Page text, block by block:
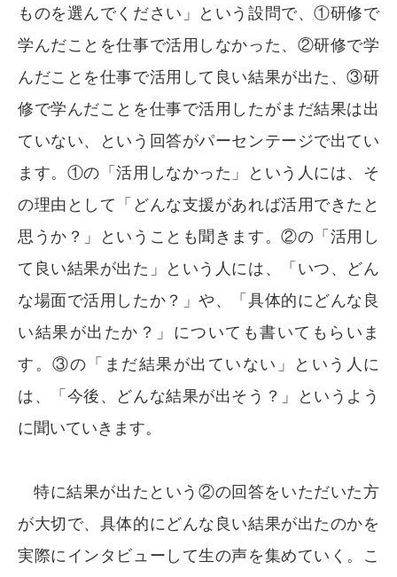
ものを選んでください」という設問で、①研修で
学んだことを仕事で活用しなかった、②研修で学
んだことを仕事で活用して良い結果が出た、③研
修で学んだことを仕事で活用したがまだ結果は出
ていない、という回答がパーセンテージで出てい
ます。①の「活用しなかった」という人には、そ
の理由として「どんな支援があれば活用できたと
思うか？」ということも聞きます。②の「活用し
て良い結果が出た」という人には、「いつ、どん
な場面で活用したか？」や、「具体的にどんな良
い結果が出たか？」についても書いてもらいま
す。③の「まだ結果が出ていない」という人に
は、「今後、どんな結果が出そう？」というよう
に聞いていきます。
特に結果が出たという②の回答をいただいた方
が大切で、具体的にどんな良い結果が出たのかを
実際にインタビューして生の声を集めていく。こ